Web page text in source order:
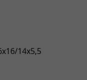
14x5,5